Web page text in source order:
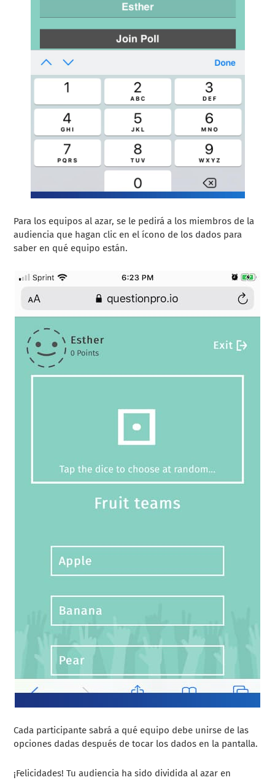
Para los equipos al azar, se le pedirá a los miembros de la
audiencia que hagan clic en el ícono de los dados para
saber en qué equipo están.
Cada participante sabrá a qué equipo debe unirse de las
opciones dadas después de tocar los dados en la pantalla.
¡Felicidades! Tu audiencia ha sido dividida al azar en